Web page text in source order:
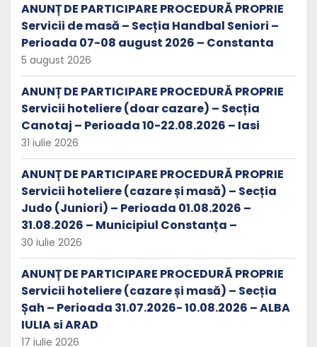
ANUNȚ DE PARTICIPARE PROCEDURĂ PROPRIE
Servicii de masă – Secția Handbal Seniori –
Perioada 07-08 august 2026 – Constanta
5 august 2026
ANUNȚ DE PARTICIPARE PROCEDURĂ PROPRIE
Servicii hoteliere (doar cazare) – Secția
Canotaj – Perioada 10-22.08.2026 – Iasi
31 iulie 2026
ANUNȚ DE PARTICIPARE PROCEDURĂ PROPRIE
Servicii hoteliere (cazare și masă) – Secția
Judo (Juniori) – Perioada 01.08.2026 –
31.08.2026 – Municipiul Constanța –
30 iulie 2026
ANUNȚ DE PARTICIPARE PROCEDURĂ PROPRIE
Servicii hoteliere (cazare și masă) – Secția
Șah – Perioada 31.07.2026- 10.08.2026 – ALBA
IULIA si ARAD
17 iulie 2026